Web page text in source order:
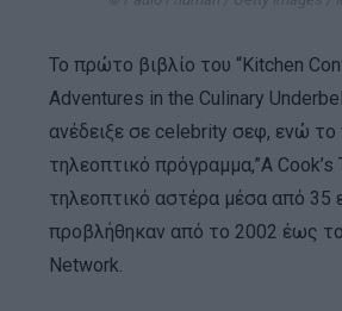
Το πρώτο βιβλίο του “Kitchen
Adventures in the Culinary
ανέδειξε σε celebrity σεφ, ενώ
τηλεοπτικό πρόγραμμα,”A Cook’s
τηλεοπτικό αστέρα μέσα από 35
προβλήθηκαν από το 2002 έως
Network.